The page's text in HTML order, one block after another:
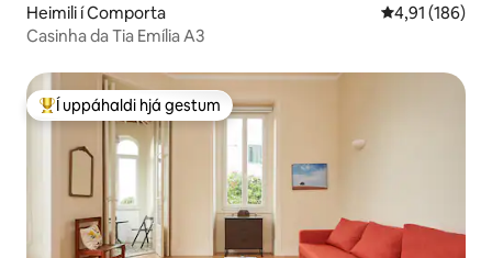
Heimili í Comporta 4,91 af 5 í
4,91 (186)
Casinha da Tia Emília A3
Í mestu uppáhaldi hjá gestum
Í uppáhaldi hjá gestum